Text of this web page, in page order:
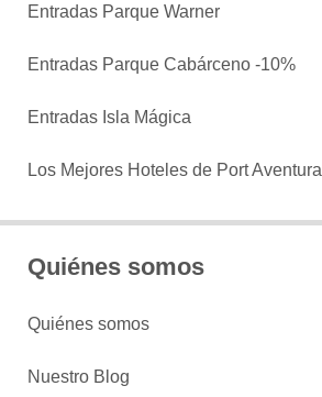
Entradas Parque Warner
Entradas Parque Cabárceno -10%
Entradas Isla Mágica
Los Mejores Hoteles de Port Aventura
Quiénes somos
Quiénes somos
Nuestro Blog